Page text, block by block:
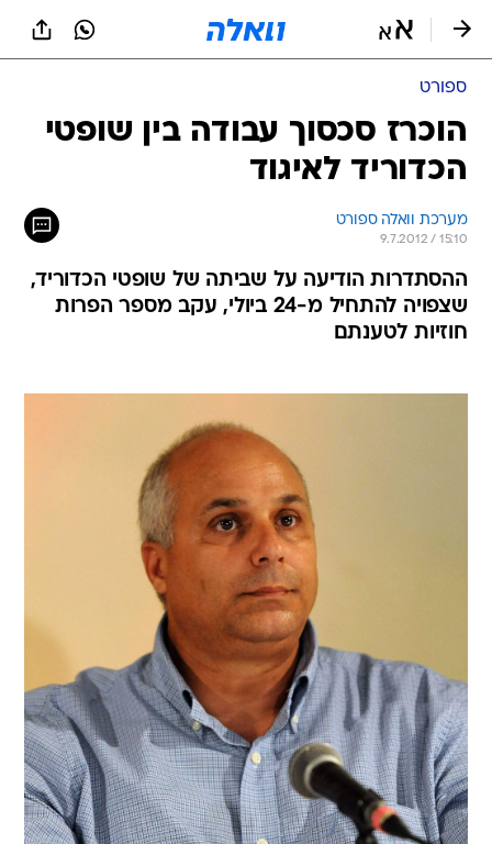
ספורט
הוכרז סכסוך עבודה בין שופטי
הכדוריד לאיגוד
מערכת וואלה ספורט
9.7.2012 / 15:10
ההסתדרות הודיעה על שביתה של שופטי הכדוריד,
שצפויה להתחיל מ-24 ביולי, עקב מספר הפרות
חוזיות לטענתם